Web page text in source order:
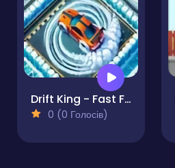
Drift King - Fast Frozen & Furious
0 (0 Голосів)